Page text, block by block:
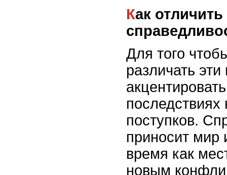
Как отличить месть от
Для того
различать
последствиях
поступков.
приносит мир
время как
новым